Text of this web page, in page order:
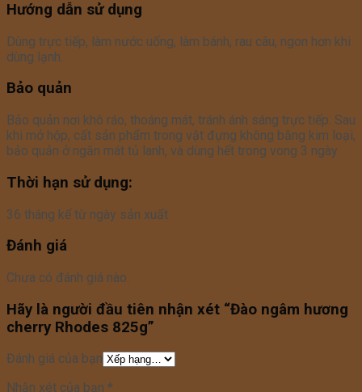
Hướng dẫn sử dụng
Dùng trực tiếp, làm nước uống, làm bánh, rau câu, ngon hơn khi
dùng lạnh.
Bảo quản
Bảo quản nơi khô ráo, thoáng mát, tránh ánh sáng trực tiếp. Sau
khi mở hộp, cất sản phẩm trong vật đựng không bằng kim loại,
bảo quản ở ngăn mát tủ lanh, và dùng hết trong vong 3 ngày
Thời hạn sử dụng:
36 tháng kể từ ngày sản xuất
Đánh giá
Chưa có đánh giá nào.
Hãy là người đầu tiên nhận xét “Đào ngâm hương
cherry Rhodes 825g”
Đánh giá của bạn
Nhận xét của bạn *